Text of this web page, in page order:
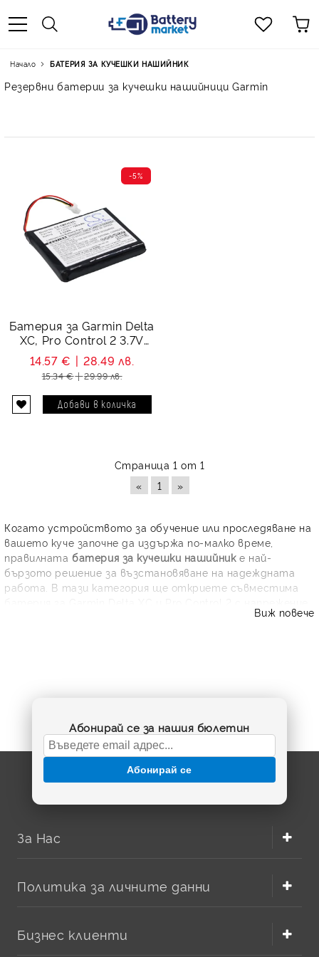
Начало БАТЕРИЯ ЗА КУЧЕШКИ НАШИЙНИК
Резервни батерии за кучешки нашийници Garmin
Батерия за Garmin Delta
XC, Pro Control 2 3.7V
700 mAh
-5%
14.57 € 28.49 лв.
15.34 € 29.99 лв.
Страница 1 от 1
«
1 »
Когато устройството за обучение или проследяване на
вашето куче започне да издържа по-малко време,
правилната батерия за кучешки нашийнике най-
бързото решение за възстановяване на надеждната
работа. В тази категория ще откриете съвместима
3.7V и капацитет 700 mAh, подходяща за подмяна на
конектора, за да осигурите пълна съвместимост.
BatteryMarket.bg предлага внимателно подбрани
резервни батерии за специализирани устройства, с
фокус върху качество, коректни характеристики и
удобна онлайн поръчка. Изберете подходящата
батерия за Garmin кучешки нашийник и върнете
Виж повече
Абонирай се за нашия бюлетин
Абонирай се
За Нас
Политика за личните данни
Бизнес клиенти